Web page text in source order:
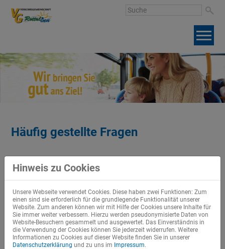
Häufig gestellte Fragen
Hinweis zu Cookies
Unsere Webseite verwendet Cookies. Diese haben zwei Funktionen: Zum
einen sind sie erforderlich für die grundlegende Funktionalität unserer
Website. Zum anderen können wir mit Hilfe der Cookies unsere Inhalte für
Sie immer weiter verbessern. Hierzu werden pseudonymisierte Daten von
Website-Besuchern gesammelt und ausgewertet. Das Einverständnis in
die Verwendung der Cookies können Sie jederzeit widerrufen. Weitere
Informationen zu Cookies auf dieser Website finden Sie in unserer
Datenschutzerklärung und zu uns im Impressum.